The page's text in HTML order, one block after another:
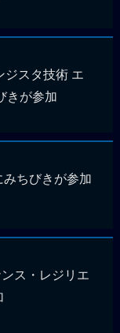
ジスタ技術 エ
きが参加
みちびきが参加
ス・レジリエ